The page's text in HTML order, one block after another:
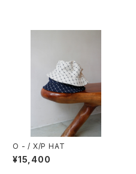
O - / X/P HAT
¥15,400